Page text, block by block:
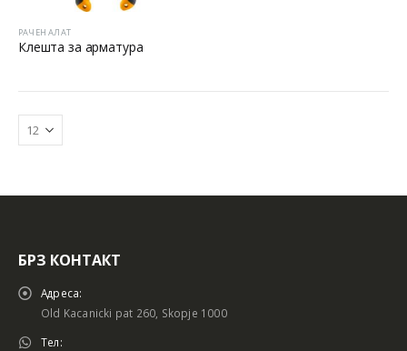
РАЧЕН АЛАТ
Клешта за арматура
БРЗ КОНТАКТ
Адреса:
Old Kacanicki pat 260, Skopje 1000
Тел: